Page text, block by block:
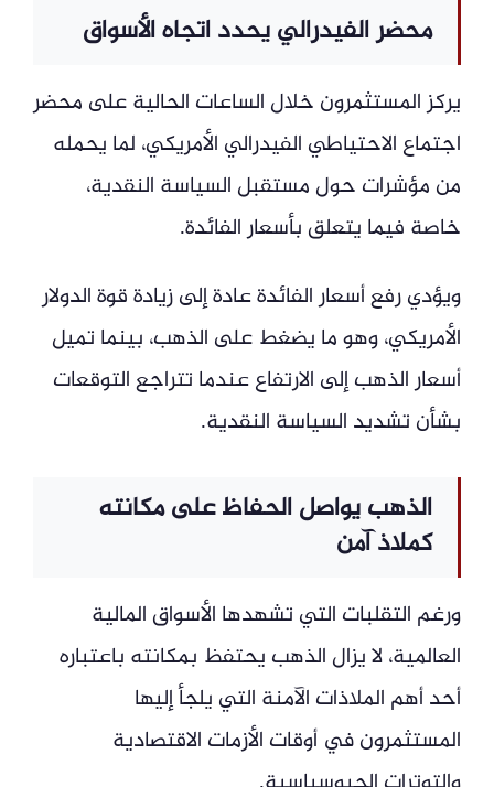
محضر الفيدرالي يحدد اتجاه الأسواق
يركز المستثمرون خلال الساعات الحالية على محضر
اجتماع الاحتياطي الفيدرالي الأمريكي، لما يحمله
من مؤشرات حول مستقبل السياسة النقدية،
خاصة فيما يتعلق بأسعار الفائدة.
ويؤدي رفع أسعار الفائدة عادة إلى زيادة قوة الدولار
الأمريكي، وهو ما يضغط على الذهب، بينما تميل
أسعار الذهب إلى الارتفاع عندما تتراجع التوقعات
بشأن تشديد السياسة النقدية.
الذهب يواصل الحفاظ على مكانته
كملاذ آمن
ورغم التقلبات التي تشهدها الأسواق المالية
العالمية، لا يزال الذهب يحتفظ بمكانته باعتباره
أحد أهم الملاذات الآمنة التي يلجأ إليها
المستثمرون في أوقات الأزمات الاقتصادية